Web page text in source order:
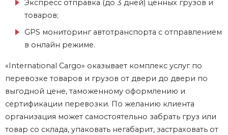
Экспресс отправка (до 3 дней) ценных грузов и
товаров;
GPS мониторинг автотранспорта с отправлением
в онлайн режиме.
«International Cargo» оказывает комплекс услуг по
перевозке товаров и грузов от двери до двери по
выгодной цене, таможенному оформлению и
сертификации перевозки. По желанию клиента
организация может самостоятельно забрать груз или
товар со склада, упаковать негабарит, застраховать от